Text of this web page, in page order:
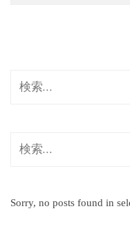
Sorry, no posts found in